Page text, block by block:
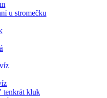
u stromečku
kluk